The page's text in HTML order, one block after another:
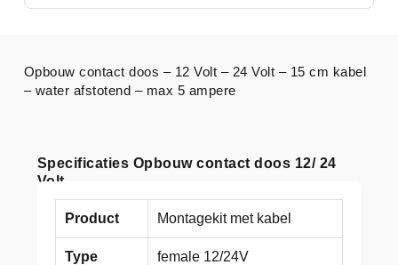
Specificaties Opbouw contact doos 12/ 24
Volt
Product Montagekit met kabel
Type female 12/24V
Opbouw contact doos – 12 Volt – 24 Volt – 15 cm kabel
– water afstotend – max 5 ampere